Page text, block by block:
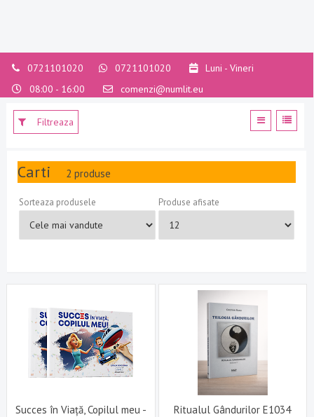
0721101020 0721101020
Luni - Vineri
08:00 - 16:00
comenzi@numlit.eu
Filtreaza
Carti 2 produse
Sorteaza produsele Produse afisate
Succes în Viață, Copilul meu -
Ritualul Gândurilor E1034